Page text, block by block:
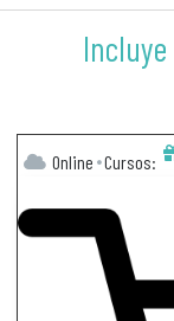
Online Cursos: